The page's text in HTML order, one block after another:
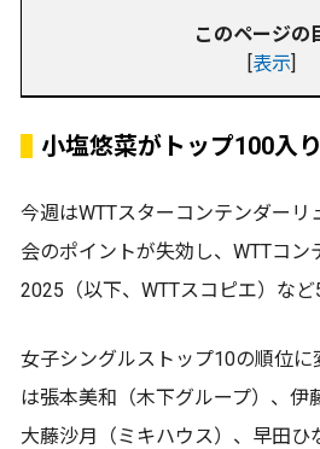
このページの
[表示]
小塩悠菜がトップ100入り
今週はWTTスターコンテンダーリ
会のポイントが失効し、WTTコン
2025（以下、WTTスコピエ）など
女子シングルストップ10の順位
は張本美和（木下グループ）、伊
大藤沙月（ミキハウス）、早田ひ